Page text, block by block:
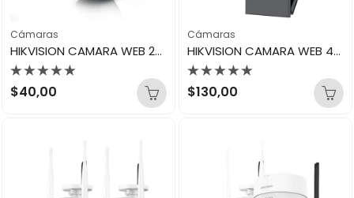
Cámaras
HIKVISION CAMARA WEB 2MP 1080P» DS-U02P
Valorado
con
$40,00
Cámaras
HIKVISION CAMARA WEB 4K DS-UL8
Valorado
con
$130,00